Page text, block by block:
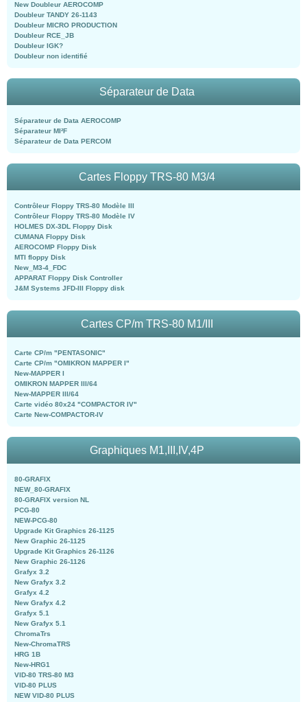
New Doubleur AEROCOMP
Doubleur TANDY 26-1143
Doubleur MICRO PRODUCTION
Doubleur RCE_JB
Doubleur IGK?
Doubleur non identifié
Séparateur de Data
Séparateur de Data AEROCOMP
Séparateur MI²F
Séparateur de Data PERCOM
Cartes Floppy TRS-80 M3/4
Contrôleur Floppy TRS-80 Modèle III
Contrôleur Floppy TRS-80 Modèle IV
HOLMES DX-3DL Floppy Disk
CUMANA Floppy Disk
AEROCOMP Floppy Disk
MTI floppy Disk
New_M3-4_FDC
APPARAT Floppy Disk Controller
J&M Systems JFD-III Floppy disk
Cartes CP/m TRS-80 M1/III
Carte CP/m "PENTASONIC"
Carte CP/m "OMIKRON MAPPER I"
New-MAPPER I
OMIKRON MAPPER III/64
New-MAPPER III/64
Carte vidéo 80x24 "COMPACTOR IV"
Carte New-COMPACTOR-IV
Graphiques M1,III,IV,4P
80-GRAFIX
NEW_80-GRAFIX
80-GRAFIX version NL
PCG-80
NEW-PCG-80
Upgrade Kit Graphics 26-1125
New Graphic 26-1125
Upgrade Kit Graphics 26-1126
New Graphic 26-1126
Grafyx 3.2
New Grafyx 3.2
Grafyx 4.2
New Grafyx 4.2
Grafyx 5.1
New Grafyx 5.1
ChromaTrs
New-ChromaTRS
HRG 1B
New-HRG1
VID-80 TRS-80 M3
VID-80 PLUS
NEW VID-80 PLUS